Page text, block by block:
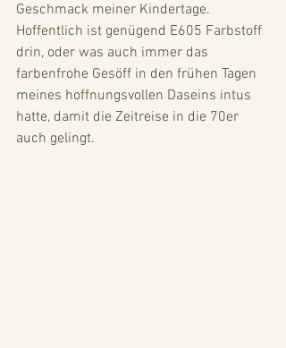
Geschmack meiner Kindertage.
Hoffentlich ist genügend E605 Farbstoff
drin, oder was auch immer das
farbenfrohe Gesöff in den frühen Tagen
meines hoffnungsvollen Daseins intus
hatte, damit die Zeitreise in die 70er
auch gelingt.